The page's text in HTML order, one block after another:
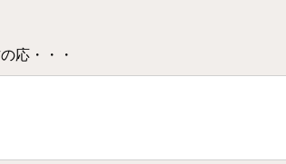
応・・・